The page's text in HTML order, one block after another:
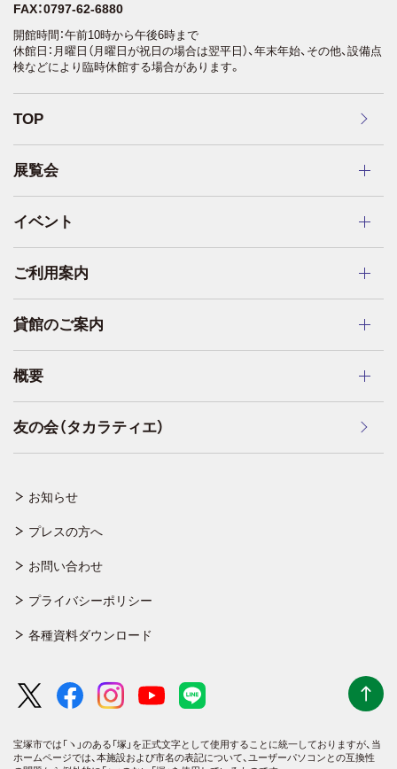
お知らせ
プレスの方へ
お問い合わせ
プライバシーポリシー
各種資料ダウンロード
TOP
展覧会
イベント
ご利用案内
貸館のご案内
概要
友の会（タカラティエ）
FAX：0797-62-6880
開館時間：午前10時から午後6時まで
休館日：月曜日（月曜日が祝日の場合は翌平日）、年末年始、その他、設備点
検などにより臨時休館する場合があります。
宝塚市では「ヽ」のある「塚」を正式文字として使用することに統一しておりますが、 当
ホームページでは、本施設および市名の表記について、ユーザーパソコンとの互換性